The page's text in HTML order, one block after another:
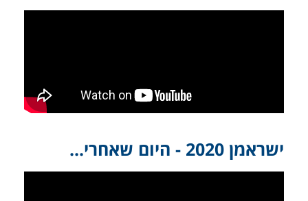
ישראמן 2020 - היום שאחרי...